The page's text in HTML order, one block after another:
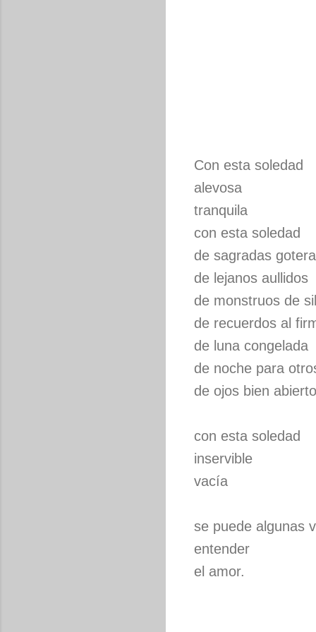
Con esta soledad
alevosa
tranquila
con esta soledad
de sagradas
de lejanos aullidos
de monstruos de
de recuerdos al
de luna congelada
de noche para
de ojos bien
con esta soledad
inservible
vacía
se puede algunas
entender
el amor.